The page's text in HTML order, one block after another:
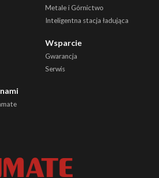
Metale i Górnictwo
Inteligentna stacja ładująca
Wsparcie
Gwarancja
Serwis